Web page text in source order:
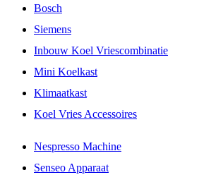
Bosch
Siemens
Inbouw Koel Vriescombinatie
Mini Koelkast
Klimaatkast
Koel Vries Accessoires
Nespresso Machine
Senseo Apparaat